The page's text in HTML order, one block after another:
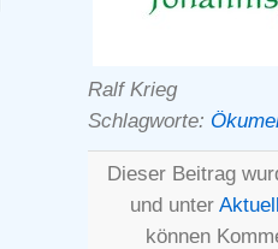
Ralf Krieg
Schlagworte:
Dieser Beitrag
und unter
können